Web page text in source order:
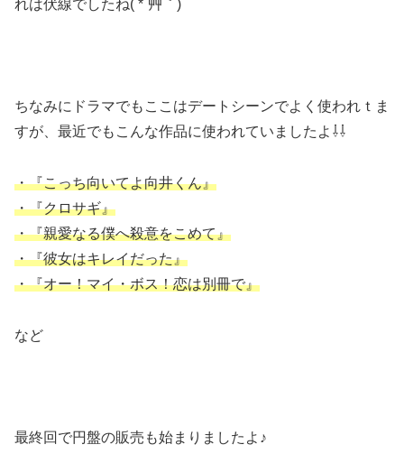
れは伏線でしたね( *´艸｀)
ちなみにドラマでもここはデートシーンでよく使われｔま
すが、最近でもこんな作品に使われていましたよ⇩⇩
・『こっち向いてよ向井くん』
・『クロサギ』
・『親愛なる僕へ殺意をこめて』
・『彼女はキレイだった』
・『オー！マイ・ボス！恋は別冊で』
など
最終回で円盤の販売も始まりましたよ♪